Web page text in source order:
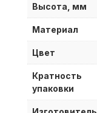
Высота, мм
Материал
Цвет
Кратность
упаковки